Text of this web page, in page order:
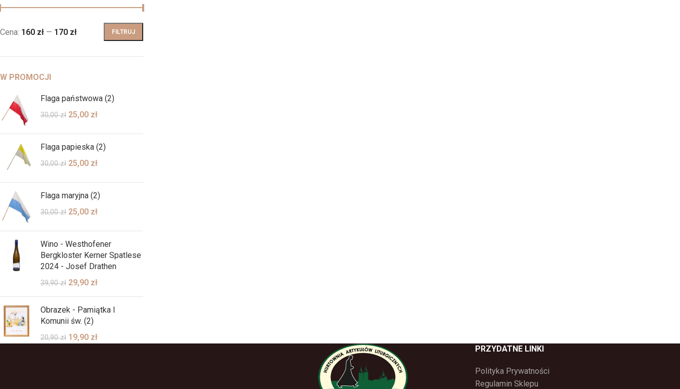
FILTRUJ
Cena: 160 zł — 170 zł
W PROMOCJI
Flaga państwowa (2)
30,00zł 25,00 zł
Flaga papieska (2)
30,00zł 25,00 zł
Flaga maryjna (2)
30,00zł 25,00 zł
Wino - Westhofener
Bergkloster Kerner Spatlese
2024 - Josef Drathen
39,90zł 29,90 zł
Obrazek - Pamiątka I
Komunii św. (2)
20,90zł 19,90 zł
PRZYDATNE LINKI
Polityka Prywatności
Regulamin Sklepu